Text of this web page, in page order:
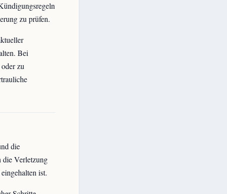
zu prüfen.
Bei
zu
die
die Verletzung
ist.